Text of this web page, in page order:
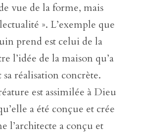
vue de la forme, mais
». L’exemple que
prend est celui de la
l’idée de la maison qu’a
sa réalisation concrète.
est assimilée à Dieu
a été conçue et crée
l’architecte a conçu et